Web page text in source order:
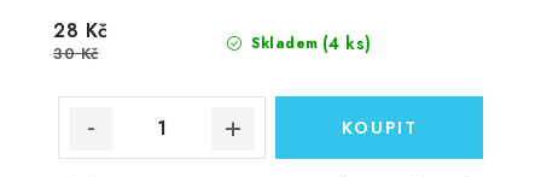
Skladem (4 ks)
28 Kč
30 Kč